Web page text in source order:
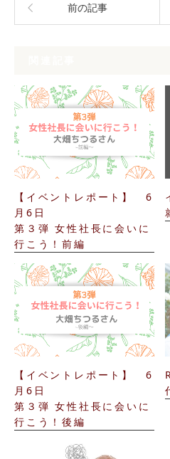
前の記事
【イベントレポート】 6
月6日
第３弾 女性社長に会いに
行こう！前編
【イベントレポート】 6
月6日
第３弾 女性社長に会いに
行こう！後編